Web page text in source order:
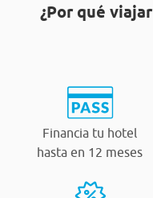
¿Por qué
Financia tu hotel
hasta en 12 meses